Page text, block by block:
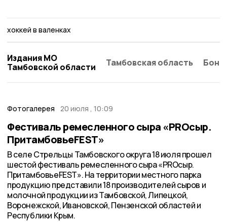
хоккей в валенках
Издания МО
Тамбовской области
Тамбовская область
Фотогалерея 20 июля , 10:09
Фестиваль ремесленного сыра «PRОсыр.
ПритамбовьеFEST»
В селе Стрельцы Тамбовского округа 18 июля прошел
шестой фестиваль ремесленного сыра «PRОсыр.
ПритамбовьеFEST». На территории местного парка
продукцию представили 18 производителей сыров и
молочной продукции из Тамбовской, Липецкой,
Воронежской, Ивановской, Пензенской областей и
Республики Крым.